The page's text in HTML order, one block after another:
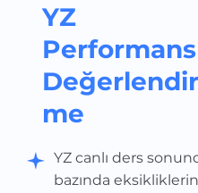
YZ
Performans
Değerlendir
me
YZ canlı ders
bazında